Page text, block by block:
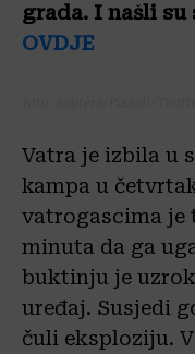
grada. I našli su
OVDJE
Vatra je izbila u
kampa u
vatrogascima je
minuta da ga
buktinju je
uređaj. Susjedi
čuli eksploziju.